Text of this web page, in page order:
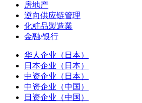
房地产
逆向供应链管理
化粧品製造業
金融/银行
华人企业（日本）
日本企业（日本）
中资企业（日本）
中资企业（中国）
日资企业（中国）